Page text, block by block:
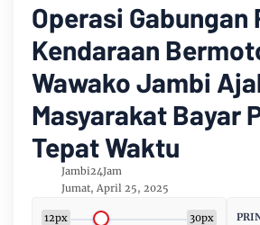
Operasi Gabungan
Kendaraan
Wawako Jambi
Masyarakat Bayar
Tepat Waktu
Jambi24Jam
Jumat, April 25, 2025
12px 30px